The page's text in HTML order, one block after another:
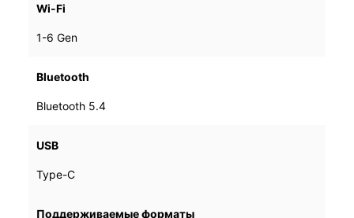
Wi-Fi
1-6 Gen
1-6 Gen
Bluetooth
Bluetooth 5.4
Bluetooth 5.4
USB
Type-C
Type-C
Поддерживаемые форматы